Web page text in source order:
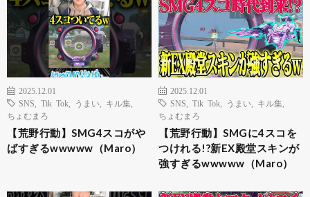
2025.12.01
SNS
Tik Tok うまい キル集
ちょむまろ
【荒野行動】SMG4スコがや
ばすぎるwwwww（Maro）
2025.12.01
SNS
Tik Tok うまい キル集
ちょむまろ
【荒野行動】SMGに4スコを
つけれる!?新EX殿堂スキンが
強すぎるwwwww（Maro）